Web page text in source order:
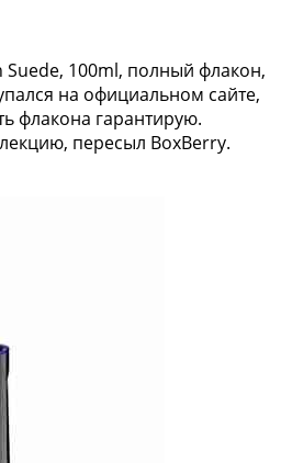
Suede, 100ml, полный флакон,
на официальном сайте,
флакона гарантирую.
пересыл BoxBerry.